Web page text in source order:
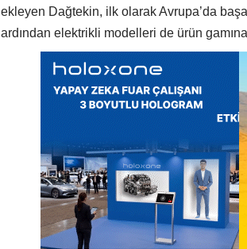
ekleyen Dağtekin, ilk olarak Avrupa’da
ardından elektrikli modelleri de ürün